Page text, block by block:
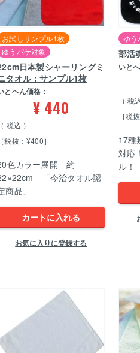
お試しサンプル1枚
ゆうパケ対象
日本製シャーリングミ
タオル：サンプル1枚
とへん価格：
¥ 440
税込
［税抜：¥400］
色カラー展開 約
「今治タオル認
商品」
カートに入れる
お気に入りに登録する
ゆう
部活
いと
税
［税
17種
対応
ル！